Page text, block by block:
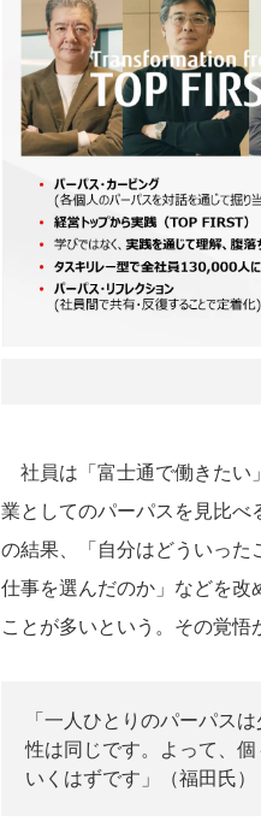
社員は「富士通で働きたい
業としてのパーパスを見比
の結果、「自分はどういっ
仕事を選んだのか」などを
ことが多いという。その覚悟
「一人ひとりのパーパス
性は同じです。よって、
いくはずです」（福田氏）